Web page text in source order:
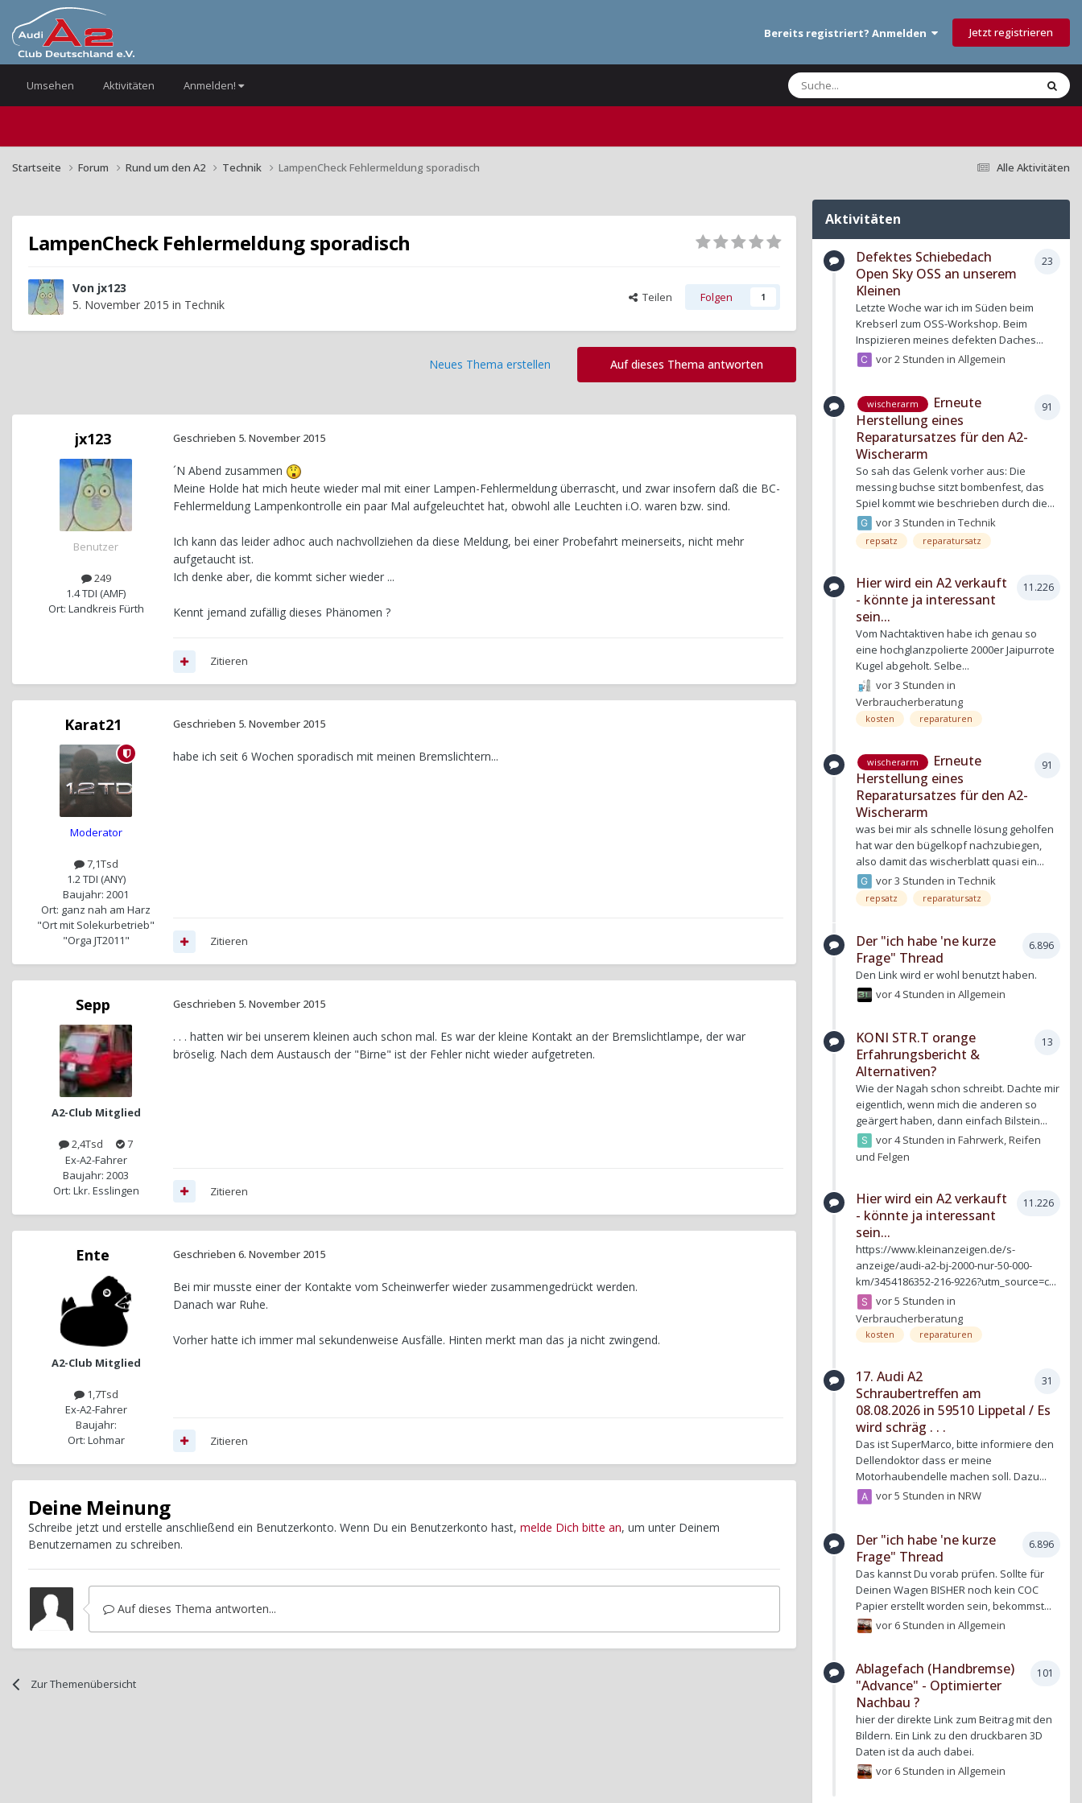
Bereits registriert? Anmelden Jetzt registrieren
Umsehen Aktivitäten Anmelden!
Alle Aktivitäten
Startseite Forum Rund um den A2 Technik LampenCheck Fehlermeldung sporadisch
LampenCheck Fehlermeldung sporadisch
Von jx123
5. November 2015 in Technik Teilen Folgen 1
Auf dieses Thema antworten
Neues Thema erstellen
jx123
Benutzer
249
1.4 TDI (AMF)
Ort: Landkreis Fürth
Geschrieben 5. November 2015
´N Abend zusammen
Meine Holde hat mich heute wieder mal mit einer Lampen-Fehlermeldung überrascht, und zwar insofern daß die BC-
Fehlermeldung Lampenkontrolle ein paar Mal aufgeleuchtet hat, obwohl alle Leuchten i.O. waren bzw. sind.
Ich kann das leider adhoc auch nachvollziehen da diese Meldung, bei einer Probefahrt meinerseits, nicht mehr
aufgetaucht ist.
Ich denke aber, die kommt sicher wieder ...
Kennt jemand zufällig dieses Phänomen ?
Zitieren
Karat21
Moderator
7,1Tsd
1.2 TDI (ANY)
Baujahr: 2001
Ort: ganz nah am Harz
"Ort mit Solekurbetrieb"
"Orga JT2011"
Geschrieben 5. November 2015
habe ich seit 6 Wochen sporadisch mit meinen Bremslichtern...
Zitieren
Sepp
A2-Club Mitglied
2,4Tsd
7
Ex-A2-Fahrer
Baujahr: 2003
Ort: Lkr. Esslingen
Geschrieben 5. November 2015
. . . hatten wir bei unserem kleinen auch schon mal. Es war der kleine Kontakt an der Bremslichtlampe, der war
bröselig. Nach dem Austausch der "Birne" ist der Fehler nicht wieder aufgetreten.
Zitieren
Ente
A2-Club Mitglied
1,7Tsd
Ex-A2-Fahrer
Baujahr:
Ort: Lohmar
Geschrieben 6. November 2015
Bei mir musste einer der Kontakte vom Scheinwerfer wieder zusammengedrückt werden.
Danach war Ruhe.
Vorher hatte ich immer mal sekundenweise Ausfälle. Hinten merkt man das ja nicht zwingend.
Zitieren
Deine Meinung
Schreibe jetzt und erstelle anschließend ein Benutzerkonto. Wenn Du ein Benutzerkonto hast, melde Dich bitte an, um unter Deinem
Benutzernamen zu schreiben.
Auf dieses Thema antworten...
Zur Themenübersicht
Aktivitäten
23
Defektes Schiebedach
Open Sky OSS an unserem
Kleinen
Letzte Woche war ich im Süden beim
Krebserl zum OSS-Workshop. Beim
Inspizieren meines defekten Daches...
vor 2 Stunden inAllgemein
91
wischerarm
Erneute
Herstellung eines
Reparatursatzes für den A2-
Wischerarm
So sah das Gelenk vorher aus: Die
messing buchse sitzt bombenfest, das
Spiel kommt wie beschrieben durch die...
vor 3 Stunden inTechnik
repsatz reparatursatz
11.226
Hier wird ein A2 verkauft
- könnte ja interessant
sein...
Vom Nachtaktiven habe ich genau so
eine hochglanzpolierte 2000er Jaipurrote
Kugel abgeholt. Selbe...
vor 3 Stunden in
Verbraucherberatung
kosten reparaturen
91
wischerarm
Erneute
Herstellung eines
Reparatursatzes für den A2-
Wischerarm
was bei mir als schnelle lösung geholfen
hat war den bügelkopf nachzubiegen,
also damit das wischerblatt quasi ein...
vor 3 Stunden inTechnik
repsatz reparatursatz
6.896
Der "ich habe 'ne kurze
Frage" Thread
Den Link wird er wohl benutzt haben.
vor 4 Stunden inAllgemein
13
KONI STR.T orange
Erfahrungsbericht &
Alternativen?
Wie der Nagah schon schreibt. Dachte mir
eigentlich, wenn mich die anderen so
geärgert haben, dann einfach Bilstein...
vor 4 Stunden inFahrwerk, Reifen
und Felgen
11.226
Hier wird ein A2 verkauft
- könnte ja interessant
sein...
https://www.kleinanzeigen.de/s-
anzeige/audi-a2-bj-2000-nur-50-000-
km/3454186352-216-9226?utm_source=c...
vor 5 Stunden in
Verbraucherberatung
kosten reparaturen
31
17. Audi A2
Schraubertreffen am
08.08.2026 in 59510 Lippetal / Es
wird schräg . . .
Das ist SuperMarco, bitte informiere den
Dellendoktor dass er meine
Motorhaubendelle machen soll. Dazu...
vor 5 Stunden inNRW
6.896
Der "ich habe 'ne kurze
Frage" Thread
Das kannst Du vorab prüfen. Sollte für
Deinen Wagen BISHER noch kein COC
Papier erstellt worden sein, bekommst...
vor 6 Stunden inAllgemein
101
Ablagefach (Handbremse)
"Advance" - Optimierter
Nachbau ?
hier der direkte Link zum Beitrag mit den
Bildern. Ein Link zu den druckbaren 3D
Daten ist da auch dabei.
vor 6 Stunden inAllgemein